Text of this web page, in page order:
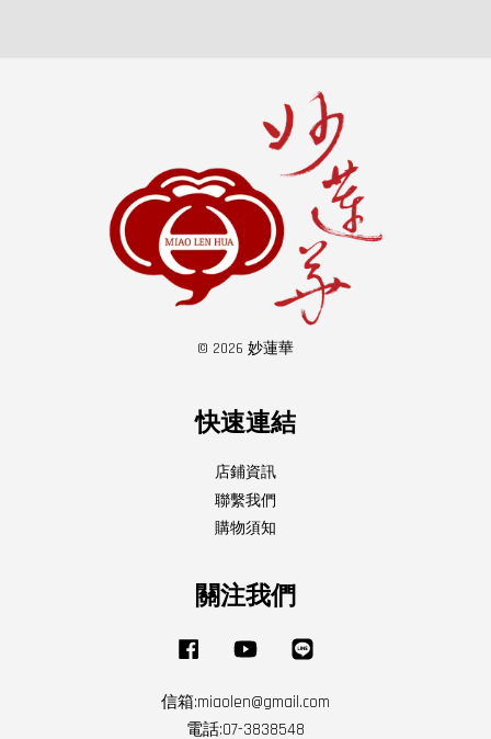
© 2026 妙蓮華
快速連結
店鋪資訊
聯繫我們
購物須知
關注我們
Facebook YouTube
信箱:miaolen@gmail.com
電話:07-3838548